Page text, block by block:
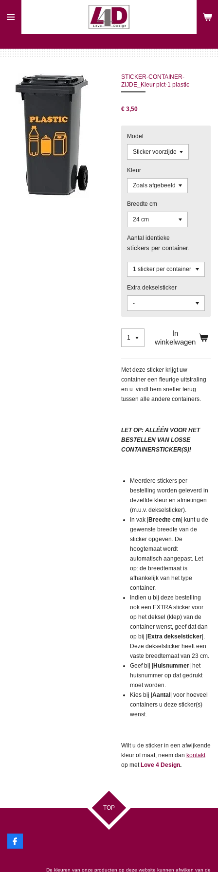
direct
hoofdinhoud
STICKER-CONTAINER-
ZIJDE_Kleur pict-1 plastic
€ 3,50
Model
Kleur
Breedte cm
Aantal identieke
stickers per container.
Extra dekselsticker
In
winkelwagen
Met deze sticker krijgt uw
container een fleurige uitstraling
en u vindt hem sneller terug
tussen alle andere containers.
LET OP: ALLÉÉN VOOR HET
BESTELLEN VAN LOSSE
CONTAINERSTICKER(S)!
Meerdere stickers per
bestelling worden geleverd in
dezelfde kleur en afmetingen
(m.u.v. dekselsticker).
In vak |Breedte cm| kunt u de
gewenste breedte van de
sticker opgeven. De
hoogtemaat wordt
automatisch aangepast. Let
op: de breedtemaat is
afhankelijk van het type
container.
Indien u bij deze bestelling
ook een EXTRA sticker voor
op het deksel (klep) van de
container wenst, geef dat dan
op bij |Extra dekselsticker|.
Deze dekselsticker heeft een
vaste breedtemaat van 23 cm.
Geef bij |Huisnummer| het
huisnummer op dat gedrukt
moet worden.
Kies bij |Aantal| voor hoeveel
containers u deze sticker(s)
wenst.
Wilt u de sticker in een afwijkende
kleur of maat, neem dan kontakt
op metLove 4 Design.
TOP
F
a
De kleuren van onze producten op deze website kunnen afwijken van de